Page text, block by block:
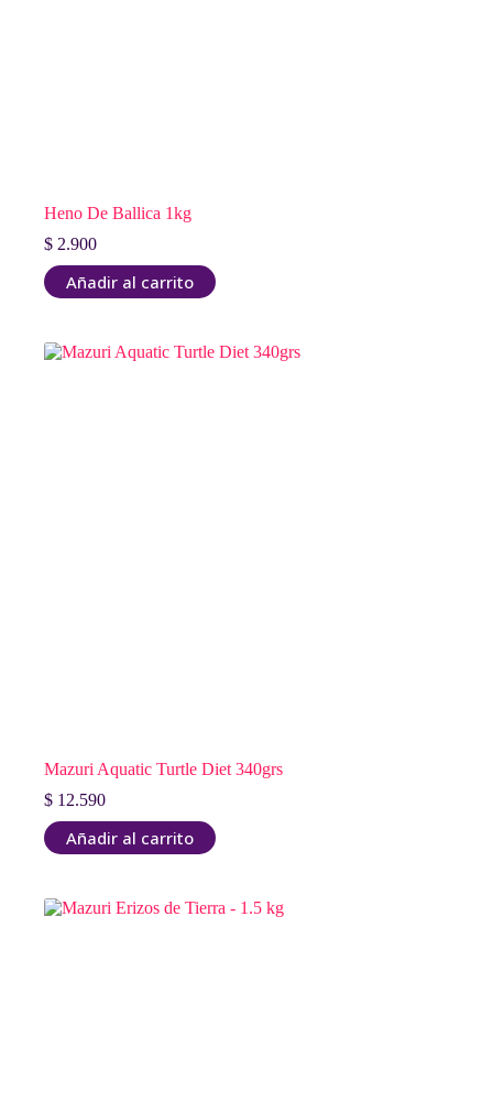
Heno De Ballica 1kg
$ 2.900
Añadir al carrito
Mazuri Aquatic Turtle Diet 340grs
$ 12.590
Añadir al carrito